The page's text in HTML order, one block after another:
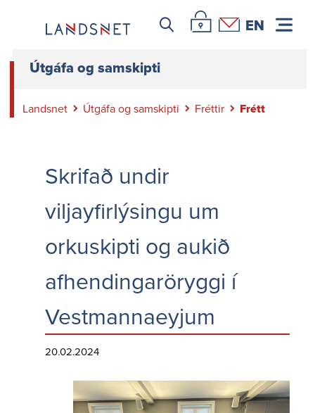
Leitar iconÞjónustuvefur Landsnets
Hafa samband
EN
Útgáfa og samskipti
Landsnet Útgáfa og samskipti Fréttir Frétt
Skrifað undir
viljayfirlýsingu um
orkuskipti og aukið
afhendingaröryggi í
Vestmannaeyjum
20.02.2024